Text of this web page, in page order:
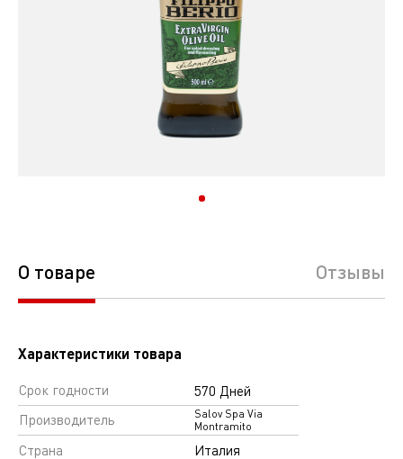
О товаре Отзывы
Характеристики товара
Срок годности
570 Дней
Производитель
Salov Spa Via
Montramito
Страна Италия